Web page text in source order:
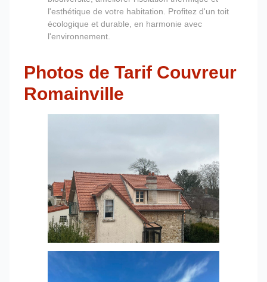
l'esthétique de votre habitation. Profitez d'un toit
écologique et durable, en harmonie avec
l'environnement.
Photos de Tarif Couvreur
Romainville